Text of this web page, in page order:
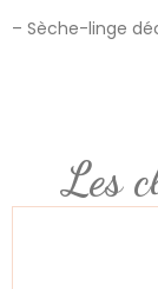
– Sèche-linge
Les